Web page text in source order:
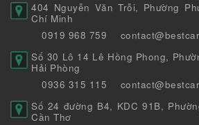
404 Nguyễn Văn Trỗi, Phường
Chí Minh
0919 968 759
Số 30 Lô 14 Lê Hồng Phong,
Hải Phòng
0936 315 115
Số 24 đường B4, KDC 91B,
Cần Thơ